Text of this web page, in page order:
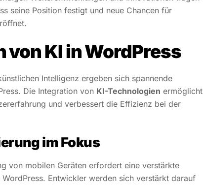
seine Position festigt und neue Chancen für
von KI in WordPress
Intelligenz ergeben sich spannende
Die Integration von KI-Technologien ermöglicht
und verbessert die Effizienz bei der
im Fokus
von mobilen Geräten erfordert eine verstärkte
WordPress. Entwickler werden sich verstärkt darauf